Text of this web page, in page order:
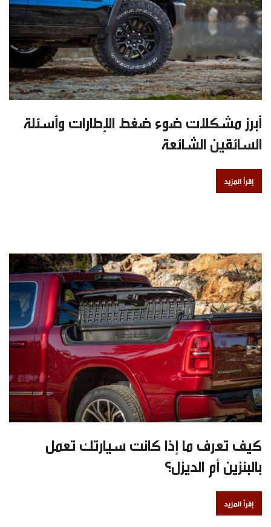
أبرز مشكلات ضوء ضغط الإطارات وأسئلة
السائقين الشائعة
إقرأ المزيد
كيف تعرف ما إذا كانت سيارتك تعمل
بالبنزين أم الديزل؟
إقرأ المزيد